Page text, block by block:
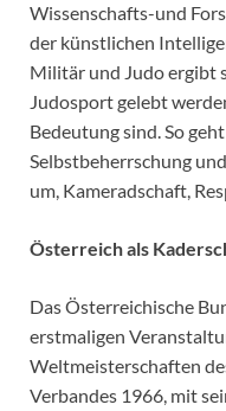
Wissenschafts-und
der künstlichen
Militär und Judo ergibt
Judosport gelebt
Bedeutung sind. So
Selbstbeherrschung
um, Kameradschaft,
Österreich als
Das Österreichische
erstmaligen
Weltmeisterschaften
Verbandes 1966, mit